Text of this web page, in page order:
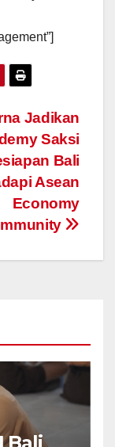
Jadikan
Saksi
Bali
Asean
Economy